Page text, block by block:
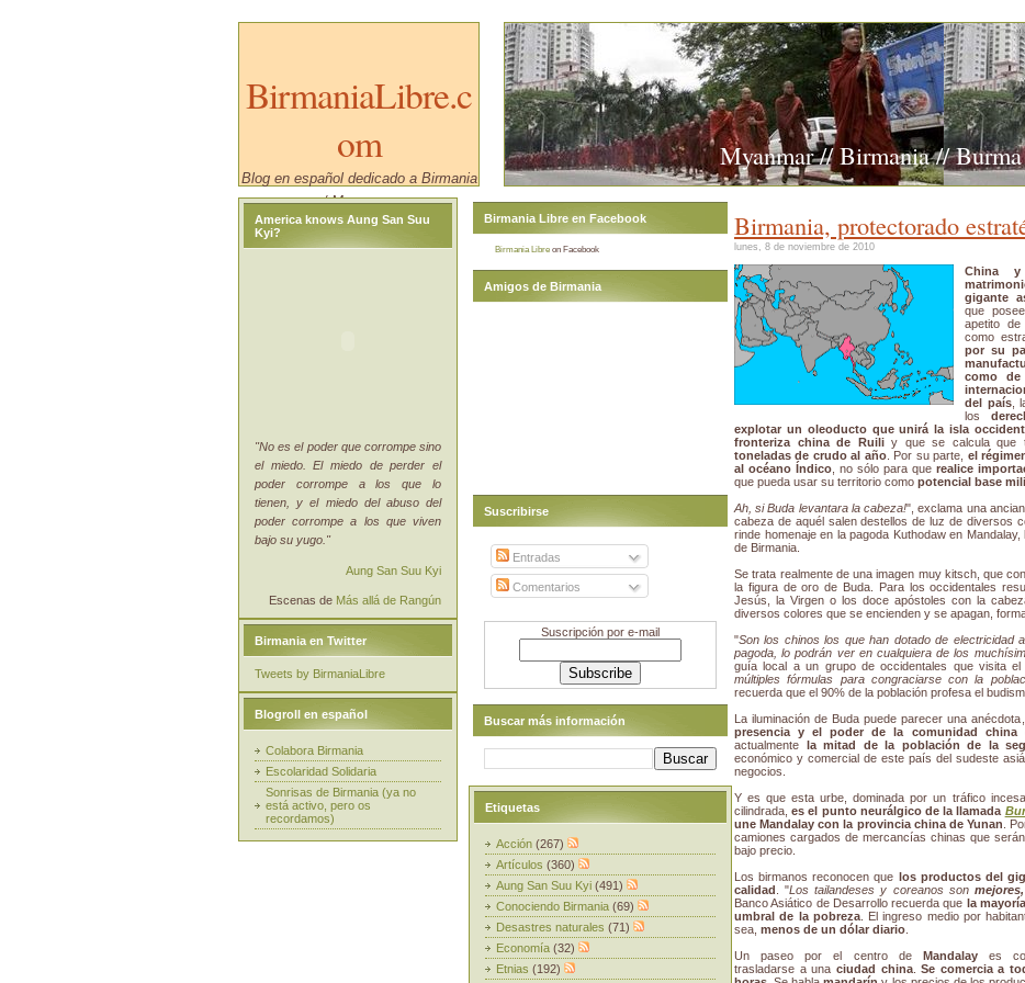
BirmaniaLibre.c
om
Blog en español dedicado a Birmania
/ Myanmar.
Myanmar // Birmania // Burma
Birmania, protectorado
lunes, 8 de noviembre de 2010
China
gigante
que
apetito
como
por su
como
del país,
los
explotar un oleoducto que unirá la isla
fronteriza china de Ruiliy que se calcula que
toneladas de crudo al año. Por su parte, el
al océano Índico , no sólo para que realice
que pueda usar su territorio como potencial base
Ah, si Buda levantara la cabeza!", exclama una
cabeza de aquél salen destellos de luz de diversos
rinde homenaje en la pagoda Kuthodaw en
de Birmania.
Se trata realmente de una imagen muy kitsch, que
la figura de oro de Buda. Para los occidentales
Jesús, la Virgen o los doce apóstoles con la
diversos colores que se encienden y se apagan,
"Son los chinos los que han dotado de
pagoda, lo podrán ver en cualquiera de los
guía local a un grupo de occidentales que visita el
múltiples fórmulas para congraciarse con la
recuerda que el 90% de la población profesa el
La iluminación de Buda puede parecer una
presencia y el poder de la comunidad china
actualmente la mitad de la población de la
económico y comercial de este país del sudeste
negocios.
Y es que esta urbe, dominada por un tráfico
cilindrada,es el punto neurálgico de la llamada
une Mandalay con la provincia china de Yunan .
camiones cargados de mercancías chinas que
bajo precio.
Los birmanos reconocen que los productos del
calidad . "Los tailandeses y coreanos son
Banco Asiático de Desarrollo recuerda que la
umbral de la pobreza. El ingreso medio por
sea, menos de un dólar diario
Un paseo por el centro de Mandalayes
trasladarse a una ciudad china.Se comercia a
America knows Aung San Suu
Kyi?
"No es el poder que corrompe sino
el miedo. El miedo de perder el
poder corrompe a los que lo
tienen, y el miedo del abuso del
poder corrompe a los que viven
bajo su yugo."
Aung San Suu Kyi
Escenas de Más allá de Rangún
Birmania en Twitter
Tweets by BirmaniaLibre
Blogroll en español
Colabora Birmania
Escolaridad Solidaria
Sonrisas de Birmania (ya no
está activo, pero os
recordamos)
Birmania Libre en Facebook
Birmania Libre on Facebook
Amigos de Birmania
Suscribirse
Entradas
Comentarios
Suscripción por e-mail
Buscar más información
Etiquetas
Acción (267)
Artículos (360)
Aung San Suu Kyi (491)
Conociendo Birmania (69)
Desastres naturales (71)
Economía (32)
Etnias (192)